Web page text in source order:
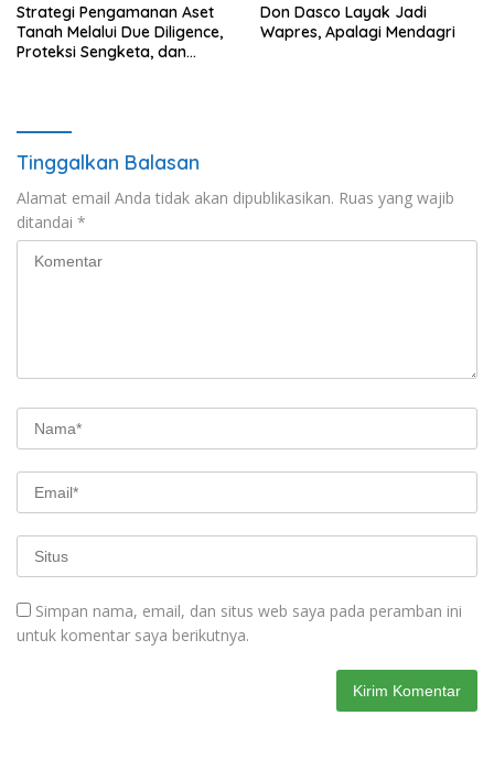
Strategi Pengamanan Aset
Tanah Melalui Due Diligence,
Proteksi Sengketa, dan
Pertanahan Indonesia
Don Dasco Layak Jadi
Wapres, Apalagi Mendagri
Tinggalkan Balasan
Alamat email Anda tidak akan dipublikasikan. Ruas yang wajib
ditandai *
Simpan nama, email, dan situs web saya pada peramban ini
untuk komentar saya berikutnya.